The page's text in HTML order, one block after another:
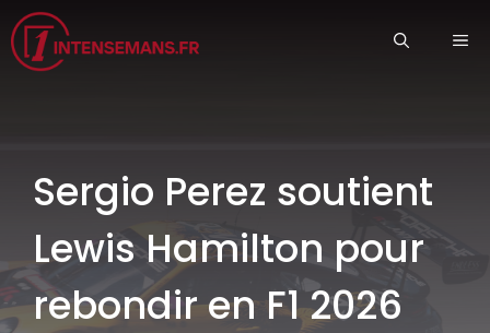
Aller
au
contenu
Sergio Perez soutient
Lewis Hamilton pour
rebondir en F1 2026